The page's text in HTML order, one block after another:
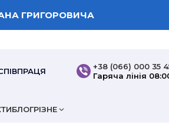
ГРИГОРОВИЧА
+38 (066) 000 35
Гаряча лінія
БЛОГРІЗНЕ